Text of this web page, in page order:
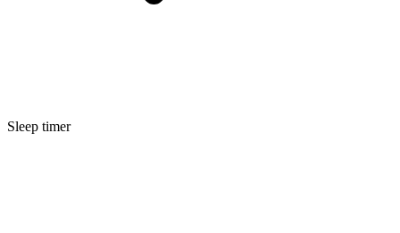
Sleep timer